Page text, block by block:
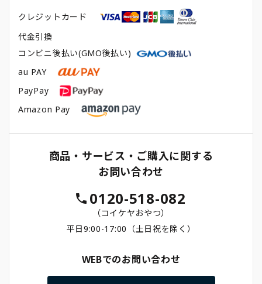
クレジットカード
代金引換
コンビニ後払い(GMO後払い)
au PAY
PayPay
Amazon Pay
商品・サービス・ご購入に関する
お問い合わせ
0120-518-082
（コイケヤおやつ）
平日9:00-17:00（土日祝を除く）
WEBでのお問い合わせ